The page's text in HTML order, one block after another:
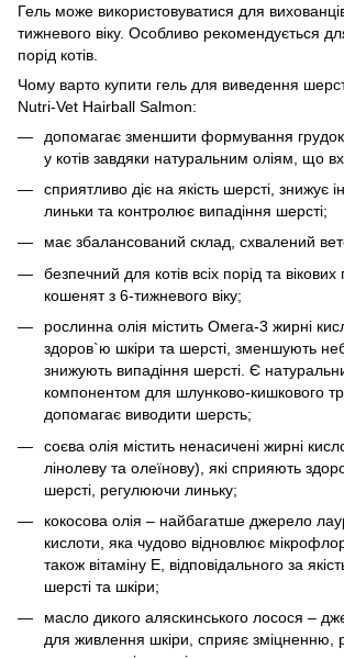
Гель може використовуватися для
тижневого віку. Особливо рекомендується
порід котів.
Чому варто купити гель для виведення
Nutri-Vet Hairball Salmon:
допомагає зменшити формування
у котів завдяки натуральним оліям, що
сприятливо діє на якість шерсті, знижує
линьки та контролює випадіння шерсті;
має збалансований склад, схвалений
безпечний для котів всіх порід та
кошенят з 6-тижневого віку;
рослинна олія містить Омега-3 жирні
здоров`ю шкіри та шерсті, зменшують
знижують випадіння шерсті. Є
компонентом для шлунково-кишкового
допомагає виводити шерсть;
соєва олія містить ненасичені жирні
лінолеву та олеїнову), які сприяють
шерсті, регулюючи линьку;
кокосова олія – найбагатше джерело
кислоти, яка чудово відновлює
також вітаміну Е, відповідального за
шерсті та шкіри;
масло дикого аляскинського лосося –
для живлення шкіри, сприяє зміцненню,